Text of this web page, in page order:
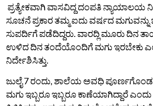
ಪ್ರತ್ಯೇಕವಾಗಿ ವಾಸವಿದ್ದ ದಂಪತಿ ನ್ಯಾಯಾಲಯ
ಸೂಚನೆ ಪ್ರಕಾರ ತಮ್ಮ ಐದು ವರ್ಷದ
ಸುಪರ್ದಿಗೆ ಪಡೆದಿದ್ದರು. ವಾರದ್ಲಿ ಮೂರು ದಿನ
ಉಳಿದ ದಿನ ತಂದೆಯೊಂದಿಗೆ ಮಗು ಇರಬೇಕು
ನಿರ್ದೇಶಿಸಿತ್ತು.
ಜುಲೈ 7 ರಂದು, ಶಾಲೆಯ ಅವಧಿ
ಮಗು ಇಬ್ಬರೂ ಇಬ್ಬರೂ ಕಾಣೆಯಾಗಿದ್ದಾರೆ